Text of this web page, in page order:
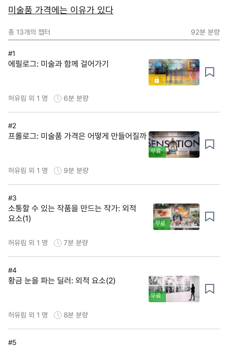
미술품 가격에는 이유가 있다
총 13개의 챕터 92분 분량
#1
에필로그: 미술과 함께 걸어가기
허유림 외 1 명 6분 분량
#2
프롤로그: 미술품 가격은 어떻게 만들어질까
무료
허유림 외 1 명 9분 분량
#3
소통할 수 있는 작품을 만드는 작가: 외적
요소(1)
무료
허유림 외 1 명 7분 분량
#4
황금 눈을 파는 딜러: 외적 요소(2)
무료
허유림 외 1 명 8분 분량
#5